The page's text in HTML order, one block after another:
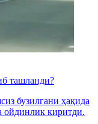
ташланди?
бузилгани ҳақида
ойдинлик киритди.